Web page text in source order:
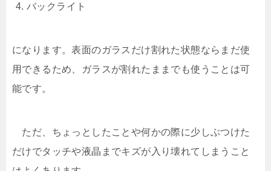
バックライト
になります。表面のガラスだけ割れた状態ならまだ使
用できるため、ガラスが割れたままでも使うことは可
能です。
ただ、ちょっとしたことや何かの際に少しぶつけた
だけでタッチや液晶までキズが入り壊れてしまうこと